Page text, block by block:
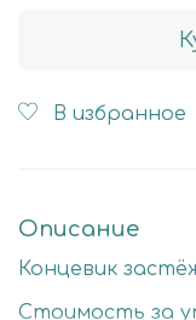
В избранное
Описание
Концевик
Стоимость за